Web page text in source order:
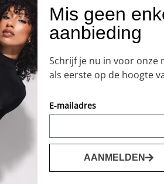
OVER ONS
Onze winkel
Koopzondagen
Mis geen
aanbieding
Schrijf je nu in voor onze
als eerste op de hoogte
E-mailadres
AANMELDEN